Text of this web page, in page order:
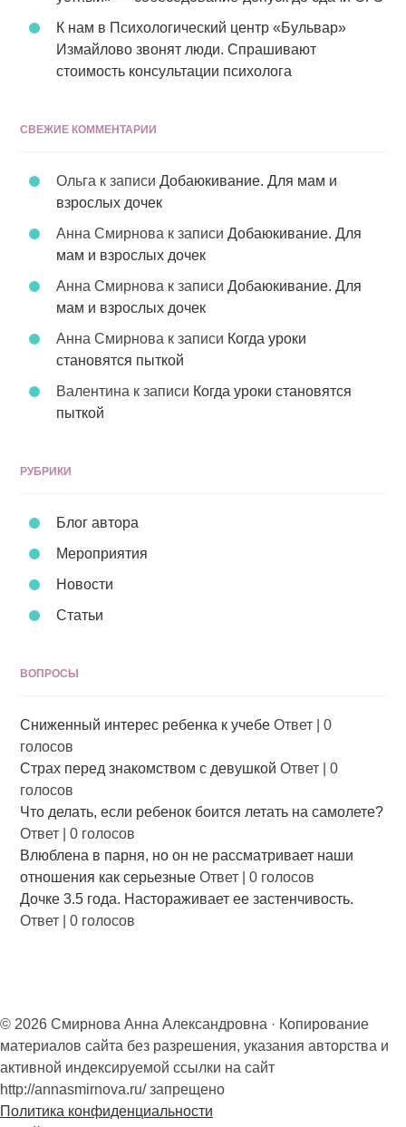
К нам в Психологический центр «Бульвар»
Измайлово звонят люди. Спрашивают
стоимость консультации психолога
СВЕЖИЕ КОММЕНТАРИИ
Ольга к записиДобаюкивание. Для мам и
взрослых дочек
Анна Смирнова к записиДобаюкивание. Для
мам и взрослых дочек
Анна Смирнова к записиДобаюкивание. Для
мам и взрослых дочек
Анна Смирнова к записи Когда уроки
становятся пыткой
Валентина к записи Когда уроки становятся
пыткой
РУБРИКИ
Блог автора
Мероприятия
Новости
Статьи
ВОПРОСЫ
Сниженный интерес ребенка к учебе Ответ |0
голосов
Страх перед знакомством с девушкой Ответ |0
голосов
Что делать, если ребенок боится летать на самолете?
Ответ |0 голосов
Влюблена в парня, но он не рассматривает наши
отношения как серьезные Ответ |0 голосов
Дочке 3.5 года. Настораживает ее застенчивость.
Ответ |0 голосов
© 2026 Смирнова Анна Александровна · Копирование
материалов сайта без разрешения, указания авторства и
активной индексируемой ссылки на сайт
http://annasmirnova.ru/ запрещено
Политика конфиденциальности